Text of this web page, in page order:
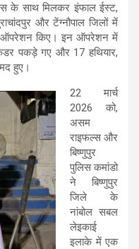
के साथ मिलकर इंफाल ईस्ट,
और टेंग्नौपाल जिलों में
ऑपरेशन किए। इन ऑपरेशन में
पकड़े गए और 17 हथियार,
हुए।
22 मार्च
2026 को,
असम
राइफल्स और
बिष्णुपुर
पुलिस कमांडो
ने बिष्णुपुर
जिले के
नांबोल सबल
लेइकाई
इलाके में एक